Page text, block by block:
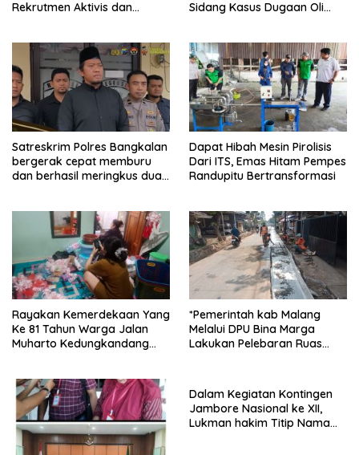
Rekrutmen Aktivis dan
Sidang Kasus Dugaan Oli
Penipuan Dari Jaringan
Pemasok PT. DAB
Satreskrim Polres Bangkalan
bergerak cepat memburu
dan berhasil meringkus dua
Sidoarjo dan HP (25) warga
Tulungagung.
Dapat Hibah Mesin Pirolisis
Dari ITS, Emas Hitam Pempes
Randupitu Bertransformasi
Rayakan Kemerdekaan Yang
Ke 81 Tahun Warga Jalan
Muharto Kedungkandang
*Pemerintah kab Malang
Melalui DPU Bina Marga
Lakukan Pelebaran Ruas
Dalam Kegiatan Kontingen
Jambore Nasional ke XII,
Lukman hakim Titip Nama